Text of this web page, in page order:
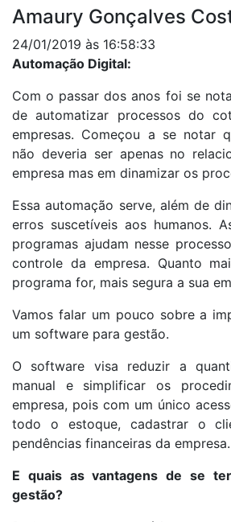
Amaury Gonçalves
24/01/2019 às 16:58:33
Automação Digital:
Com o passar dos anos foi se
de automatizar processos do
empresas. Começou a se notar
não deveria ser apenas no
empresa mas em dinamizar os
Essa automação serve, além de
erros suscetíveis aos humanos.
programas ajudam nesse
controle da empresa. Quanto
programa for, mais segura a sua
Vamos falar um pouco sobre a
um software para gestão.
O software visa reduzir a
manual e simplificar os
empresa, pois com um único
todo o estoque, cadastrar o
pendências financeiras da empresa.
E quais as vantagens de se
gestão?